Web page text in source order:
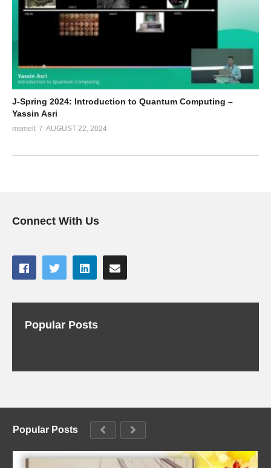
J-Spring 2024: Introduction to Quantum Computing –
Yassin Asri
msmelt AUGUST 22, 2024
Connect With Us
Popular Posts
Popular Posts